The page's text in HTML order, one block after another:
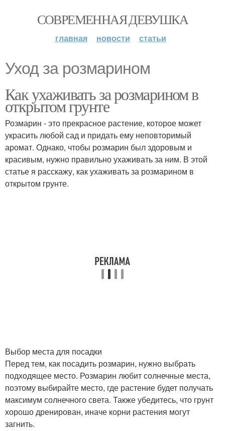
СОВРЕМЕННАЯ ДЕВУШКА
главная новости статьи
Уход за розмарином
Как ухаживать за розмарином в
открытом грунте
Розмарин - это прекрасное растение, которое может
украсить любой сад и придать ему неповторимый
аромат. Однако, чтобы розмарин был здоровым и
красивым, нужно правильно ухаживать за ним. В этой
статье я расскажу, как ухаживать за розмарином в
открытом грунте.
Выбор места для посадки
Перед тем, как посадить розмарин, нужно выбрать
подходящее место. Розмарин любит солнечные места,
поэтому выбирайте место, где растение будет получать
максимум солнечного света. Также убедитесь, что грунт
хорошо дренирован, иначе корни растения могут
загнить.